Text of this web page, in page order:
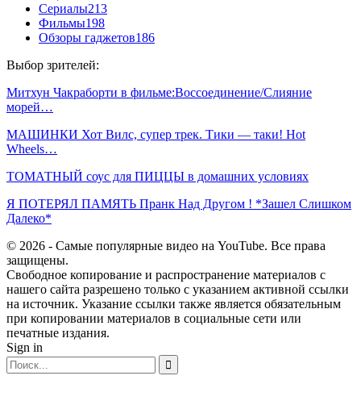
Сериалы213
Фильмы198
Обзоры гаджетов186
Выбор зрителей:
Митхун Чакраборти в фильме:Воссоединение/Слияние
морей…
МАШИНКИ Хот Вилс, супер трек. Тики — таки! Hot
Wheels…
ТОМАТНЫЙ соус для ПИЦЦЫ в домашних условиях
Я ПОТЕРЯЛ ПАМЯТЬ Пранк Над Другом ! *Зашел Слишком
Далеко*
© 2026 - Самые популярные видео на YouTube. Все права
защищены.
Свободное копирование и распространение материалов с
нашего сайта разрешено только с указанием активной ссылки
на источник. Указание ссылки также является обязательным
при копировании материалов в социальные сети или
печатные издания.
Sign in